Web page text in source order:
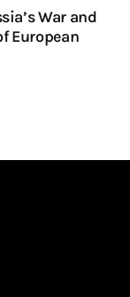
War and
European